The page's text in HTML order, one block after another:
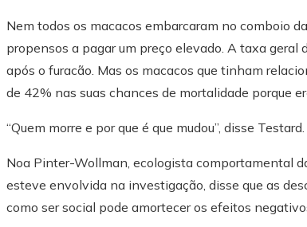
Nem todos os macacos embarcaram no comboio
propensos a pagar um preço elevado. A taxa geral
após o furacão. Mas os macacos que tinham
de 42% nas suas chances de mortalidade porque
“Quem morre e por que é que mudou”, disse Testard.
Noa Pinter-Wollman, ecologista comportamental
esteve envolvida na investigação, disse que as
como ser social pode amortecer os efeitos